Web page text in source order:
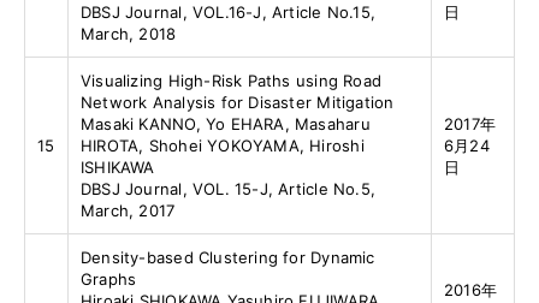
DBSJ Journal, VOL.16-J, Article No.15,
March, 2018
日
15
Visualizing High-Risk Paths using Road
Network Analysis for Disaster Mitigation
Masaki KANNO, Yo EHARA, Masaharu
HIROTA, Shohei YOKOYAMA, Hiroshi
ISHIKAWA
DBSJ Journal, VOL. 15-J, Article No.5,
March, 2017
2017年
6月24
日
Density-based Clustering for Dynamic
Graphs
2016年